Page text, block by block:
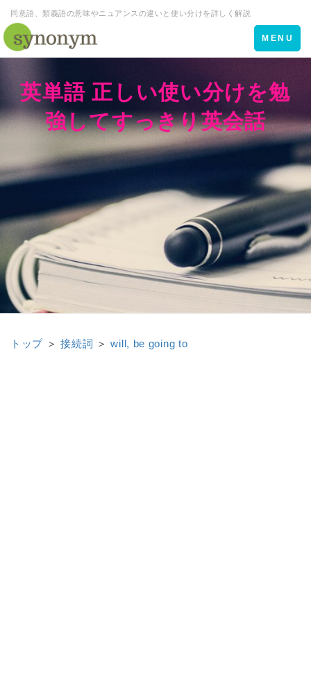
同意語、類義語の意味やニュアンスの違いと使い分けを詳しく解説
Toggle
navigation
MENU
英単語 正しい使い分けを勉
強してすっきり英会話
トップ ＞接続詞 ＞will, be going to